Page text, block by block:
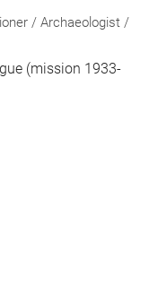
/ Archaeologist /
(mission 1933-